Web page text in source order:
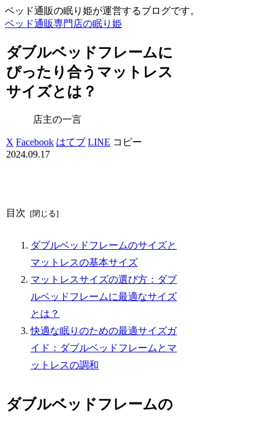
ベッド通販の眠り姫が運営するブログです。
ベッド通販専門店の眠り姫
ダブルベッドフレームに
ぴったり合うマットレス
サイズとは？
店主の一言
X Facebook はてブ LINE コピー
2024.09.17
目次
ダブルベッドフレームのサイズと
マットレスの基本サイズ
マットレスサイズの選び方：ダブ
ルベッドフレームに最適なサイズ
とは？
快適な眠りのための最適サイズガ
イド：ダブルベッドフレームとマ
ットレスの調和
ダブルベッドフレームの